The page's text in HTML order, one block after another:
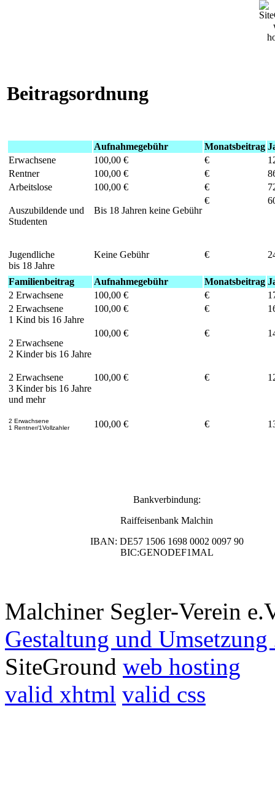
Beitragsordnung
Aufnahmegebühr Monatsbeitrag
Erwachsene
100,00 € €
Rentner
100,00 € €
Arbeitslose
100,00 € €
Auszubildende und
Studenten
Bis 18 Jahren keine Gebühr
€
Jugendliche
bis 18 Jahre
Keine Gebühr €
Familienbeitrag Aufnahmegebühr Monatsbeitrag
2 Erwachsene
100,00 € €
2 Erwachsene
1 Kind bis 16 Jahre
100,00 € €
2 Erwachsene
2 Kinder bis 16 Jahre
100,00 € €
2 Erwachsene
3 Kinder bis 16 Jahre
und mehr
100,00 € €
2 Erwachsene
1 Rentner/1Vollzahler
100,00 € €
Bankverbindung:
Raiffeisenbank Malchin
IBAN: DE57 1506 1698 0002 0097 90
BIC:GENODEF1MAL
Malchiner Segler-Verein
Gestaltung und Umsetzung
SiteGround web hosting
valid xhtml valid css